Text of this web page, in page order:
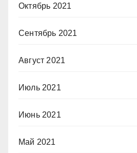
Октябрь 2021
Сентябрь 2021
Август 2021
Июль 2021
Июнь 2021
Май 2021